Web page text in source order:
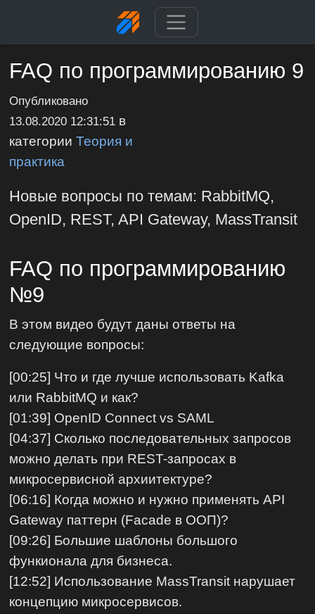
FAQ по программированию 9
Опубликовано
13.08.2020 12:31:51 в
категорииТеория и
практика
Новые вопросы по темам: RabbitMQ,
OpenID, REST, API Gateway, MassTransit
FAQ по программированию
№9
В этом видео будут даны ответы на
следующие вопросы:
[00:25] Что и где лучше использовать Kafka
или RabbitMQ и как?
[01:39] OpenID Connect vs SAML
[04:37] Сколько последовательных запросов
можно делать при REST-запросах в
микросервисной архиитектуре?
[06:16] Когда можно и нужно применять API
Gateway паттерн (Facade в ООП)?
[09:26] Большие шаблоны большого
функионала для бизнеса.
[12:52] Использование MassTransit нарушает
концепцию микросервисов.